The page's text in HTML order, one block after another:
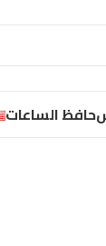
حافظ الساعات